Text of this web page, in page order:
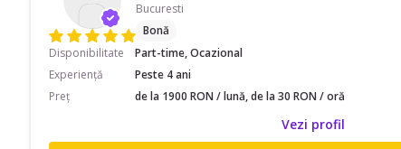
Bucuresti
Bonă
Disponibilitate
Part-time, Ocazional
Experiență
Peste 4 ani
Preț
de la 1900 RON / lună, de la 30 RON / oră
Vezi profil